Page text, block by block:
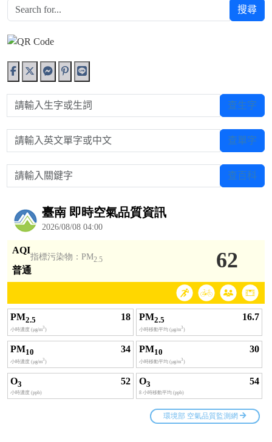
搜尋
請輸入生字或生詞 查生字
請輸入英文單字或中文 查單字
請輸入關鍵字 查百科